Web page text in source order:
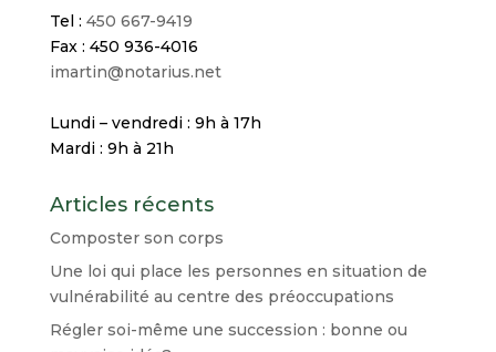
Tel : 450 667-9419
Fax : 450 936-4016
imartin@notarius.net
Lundi – vendredi : 9h à 17h
Mardi : 9h à 21h
Articles récents
Composter son corps
Une loi qui place les personnes en situation de
vulnérabilité au centre des préoccupations
Régler soi-même une succession : bonne ou